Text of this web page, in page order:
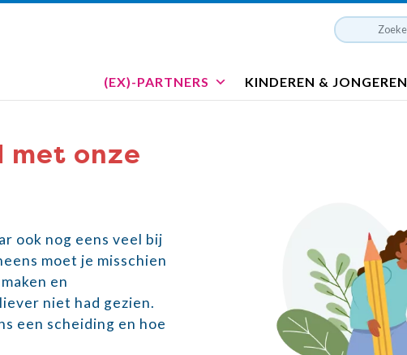
(EX)-PARTNERS KINDEREN & JONGEREN
met onze
ook nog eens veel bij
moet je misschien
en
niet had gezien.
een scheiding en hoe